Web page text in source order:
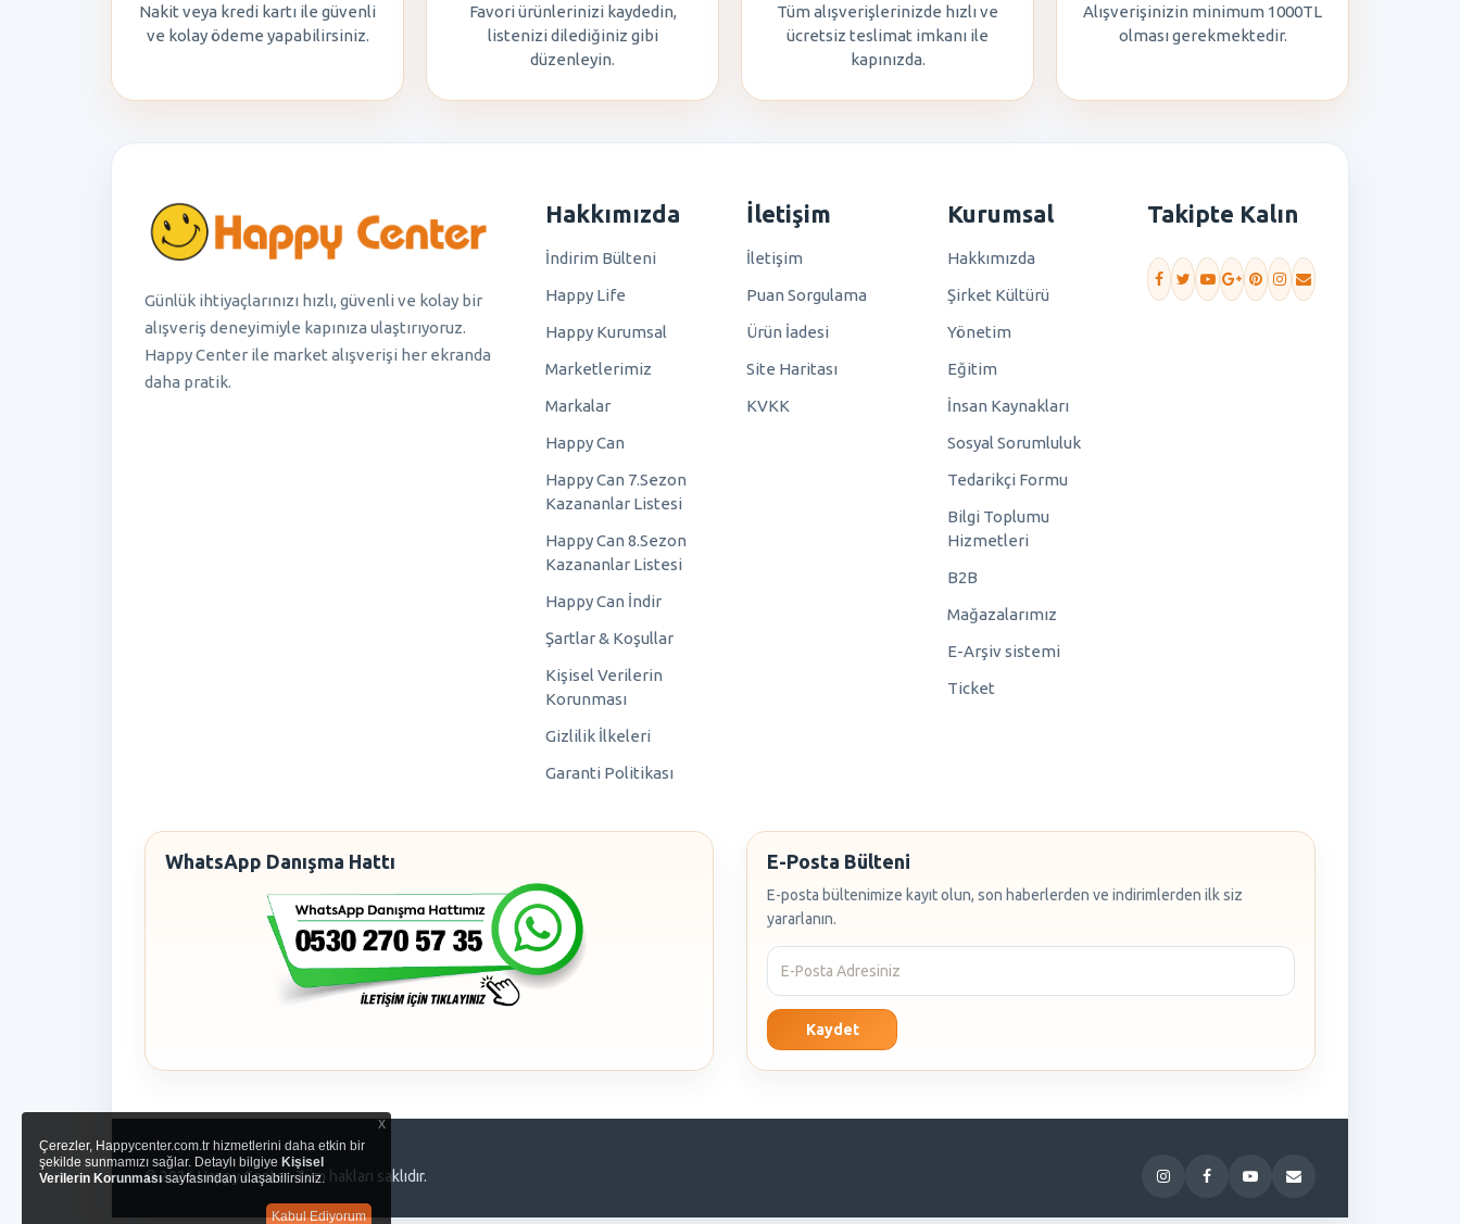
Nakit veya kredi kartı ile güvenli
ve kolay ödeme yapabilirsiniz.
Favori ürünlerinizi kaydedin,
listenizi dilediğiniz gibi
düzenleyin.
Tüm alışverişlerinizde hızlı ve
ücretsiz teslimat imkanı ile
kapınızda.
Alışverişinizin minimum 1000TL
olması gerekmektedir.
Günlük ihtiyaçlarınızı hızlı, güvenli ve kolay bir
alışveriş deneyimiyle kapınıza ulaştırıyoruz.
Happy Center ile market alışverişi her ekranda
daha pratik.
Hakkımızda
İndirim Bülteni
Happy Life
Happy Kurumsal
Marketlerimiz
Markalar
Happy Can
Happy Can 7.Sezon
Kazananlar Listesi
Happy Can 8.Sezon
Kazananlar Listesi
Happy Can İndir
Şartlar & Koşullar
Kişisel Verilerin
Korunması
Gizlilik İlkeleri
Garanti Politikası
İletişim
İletişim
Puan Sorgulama
Ürün İadesi
Site Haritası
KVKK
Kurumsal
Hakkımızda
Şirket Kültürü
Yönetim
Eğitim
İnsan Kaynakları
Sosyal Sorumluluk
Tedarikçi Formu
Bilgi Toplumu
Hizmetleri
B2B
Mağazalarımız
E-Arşiv sistemi
Ticket
Takipte Kalın
WhatsApp Danışma Hattı E-Posta Bülteni
E-posta bültenimize kayıt olun, son haberlerden ve indirimlerden ilk siz
yararlanın.
Kaydet
© 2026 Happy Center. Tüm hakları saklıdır.
x
Çerezler, Happycenter.com.tr hizmetlerini daha etkin bir
şekilde sunmamızı sağlar. Detaylı bilgiye Kişisel
Verilerin Korunmasısayfasından ulaşabilirsiniz.
Kabul Ediyorum